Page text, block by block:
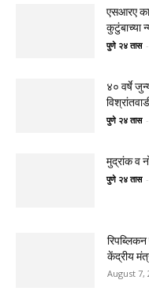
एसआरए
कुटुंबाच्या
पुणे २४ तास -
४० वर्षे
पुणे २४ तास -
मुद्रांक व
पुणे २४ तास -
केंद्रीय
August 7,